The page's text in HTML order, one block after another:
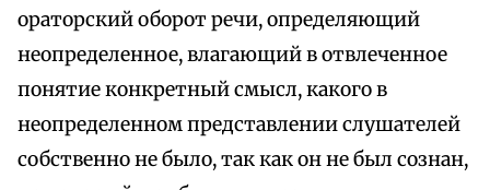
ораторский оборот речи, определяющий
неопределенное, влагающий в отвлеченное
понятие конкретный смысл, какого в
неопределенном представлении слушателей
собственно не было, так как он не был сознан,